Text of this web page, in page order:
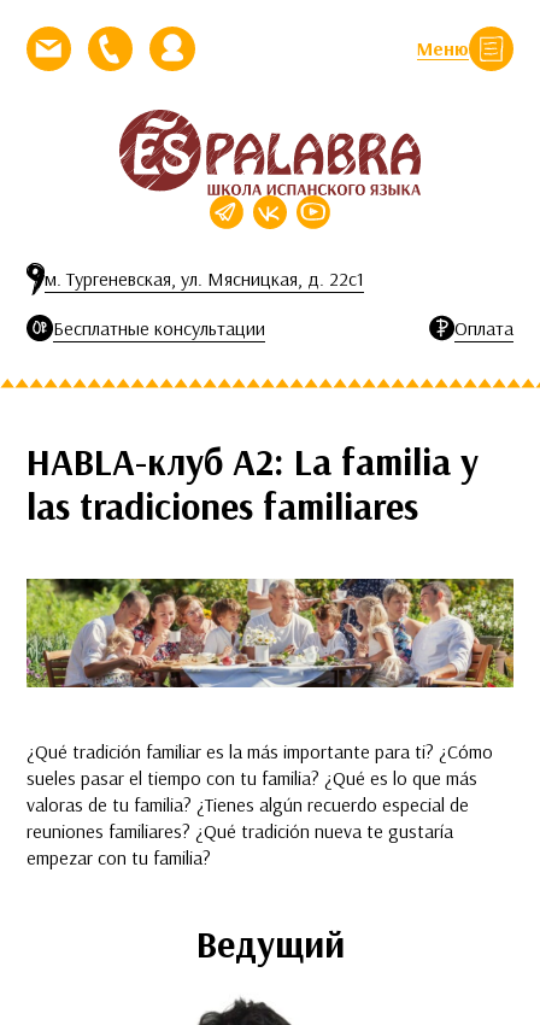
Меню
Закрыть
Напишите нам письмо
Позвоните намЛичный кабинет
м. Тургеневская, ул. Мясницкая, д. 22с1
Бесплатные консультации Оплата
HABLA-клуб A2: La familia y
las tradiciones familiares
¿Qué tradición familiar es la más importante para ti? ¿Cómo
sueles pasar el tiempo con tu familia? ¿Qué es lo que más
valoras de tu familia? ¿Tienes algún recuerdo especial de
reuniones familiares? ¿Qué tradición nueva te gustaría
empezar con tu familia?
Ведущий